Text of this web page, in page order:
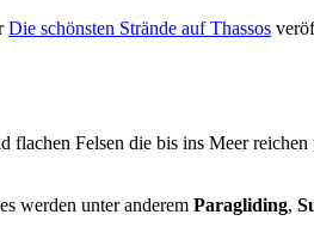
Die schönsten Strände auf Thassos
flachen Felsen die bis ins Meer
werden unter anderem Paragliding,